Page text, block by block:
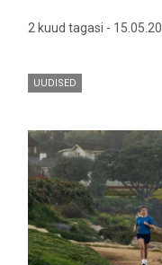
2 kuud tagasi -
UUDISED
Pilt